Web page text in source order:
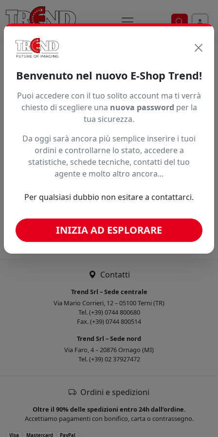
Ricerca
Articolo non trovato.
Hai trovato questo prodotto ad un prezzo più basso?
Fai una segnalazione
Confronta con articoli simili
Caricamento confronto...
Contatti
Trend Srl – Sede centrale
Via Mario Corrieri, 12 – 05100 Terni (TR)
Tel. (+39) 0744 800680
Fax. (+39) 0744 800514
Trend Srl – Sede nord
Via Faro, 4 – 20876 Ornago (MI)
Tel. (+39) 02 37927472
Ordini e spedizioni
Oltre il 90% delle spedizioni entro 24h dall’ordine.
Accettiamo pagamenti con bonifico, carta o contrassegno.
Visa Mastercard PayPal
Benvenuto nel nuovo E-Shop Trend!
Puoi accedere con il tuo solito account ma ti verrà
chiesto di scegliere una nuova password per la
tua sicurezza.
Da oggi sarà ancora più semplice inserire i tuoi
ordini e controllarne lo stato, accedere a
statistiche, schede tecniche, contatti del tuo
agente e molto altro ancora...
Per qualsiasi dubbio non esitare a contattarci.
INIZIA AD ESPLORARE